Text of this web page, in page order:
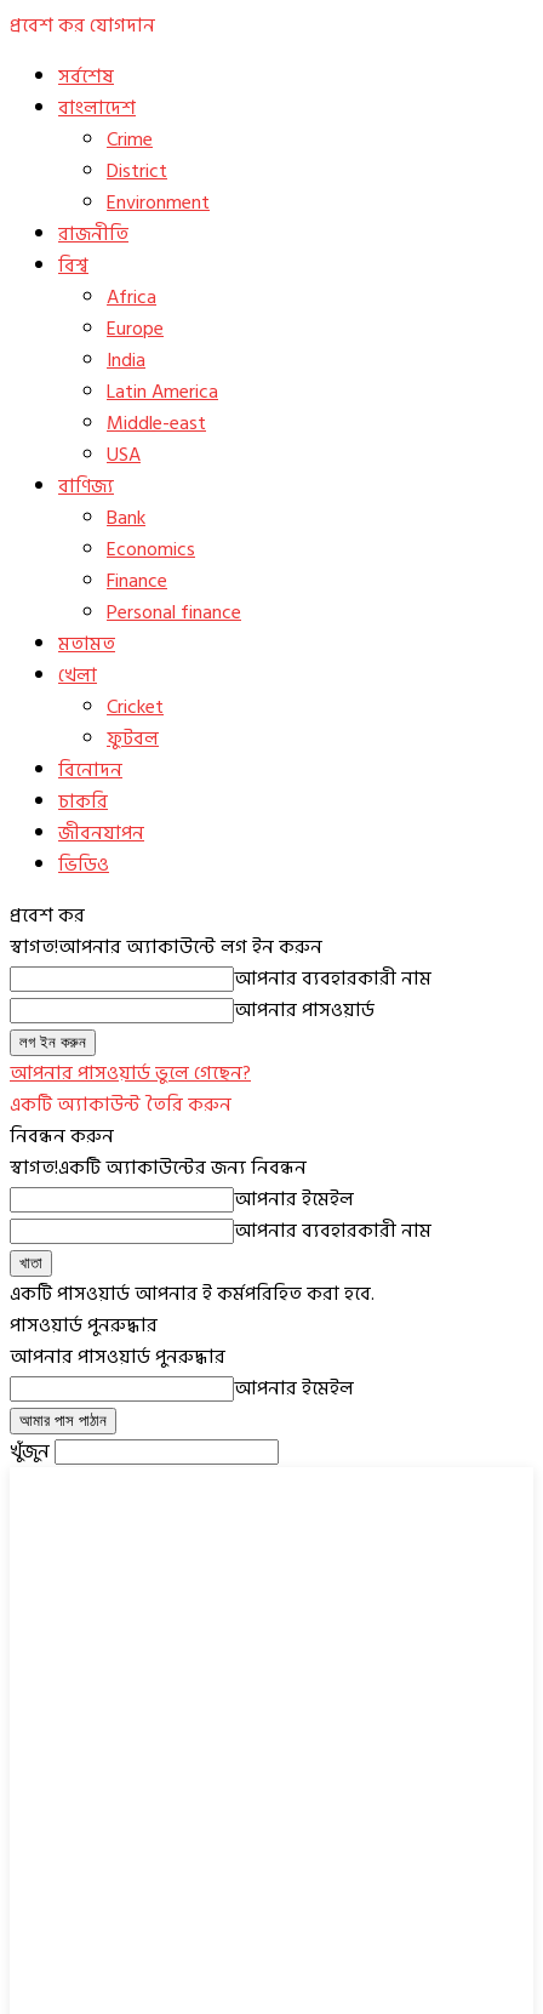
প্রবেশ করযোগদান
সর্বশেষ
বাংলাদেশ
Crime
District
Environment
রাজনীতি
বিশ্ব
Africa
Europe
India
Latin America
Middle-east
USA
বাণিজ্য
Bank
Economics
Finance
Personal finance
মতামত
খেলা
Cricket
ফুটবল
বিনোদন
চাকরি
জীবনযাপন
ভিডিও
প্রবেশ কর
স্বাগত!আপনার অ্যাকাউন্টে লগ ইন করুন
আপনার ব্যবহারকারী নাম
আপনার পাসওয়ার্ড
আপনার পাসওয়ার্ড ভুলে গেছেন?
একটি অ্যাকাউন্ট তৈরি করুন
নিবন্ধন করুন
স্বাগত!একটি অ্যাকাউন্টের জন্য নিবন্ধন
আপনার ইমেইল
আপনার ব্যবহারকারী নাম
একটি পাসওয়ার্ড আপনার ই কর্মপরিহিত করা হবে.
পাসওয়ার্ড পুনরুদ্ধার
আপনার পাসওয়ার্ড পুনরুদ্ধার
আপনার ইমেইল
খুঁজুন